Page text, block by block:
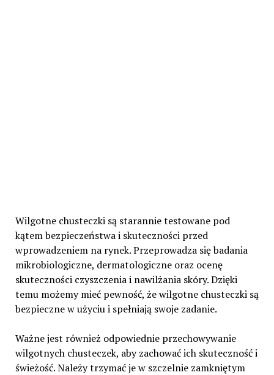
Wilgotne chusteczki są starannie testowane pod
kątem bezpieczeństwa i skuteczności przed
wprowadzeniem na rynek. Przeprowadza się badania
mikrobiologiczne, dermatologiczne oraz ocenę
skuteczności czyszczenia i nawilżania skóry. Dzięki
temu możemy mieć pewność, że wilgotne chusteczki są
bezpieczne w użyciu i spełniają swoje zadanie.
Ważne jest również odpowiednie przechowywanie
wilgotnych chusteczek, aby zachować ich skuteczność i
świeżość. Należy trzymać je w szczelnie zamkniętym